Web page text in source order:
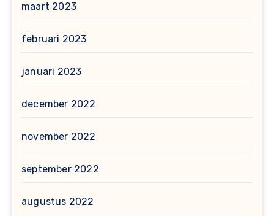
maart 2023
februari 2023
januari 2023
december 2022
november 2022
september 2022
augustus 2022